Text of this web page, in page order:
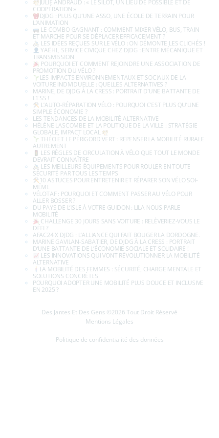
JULIE ANDRAUD : « LE SÎLOT, UN LIEU DE POSSIBLE ET DE
COOPÉRATION »
DJDG : PLUS QU’UNE ASSO, UNE ÉCOLE DE TERRAIN POUR
L’ANIMATION
LE COMBO GAGNANT : COMMENT MIXER VÉLO, BUS, TRAIN
ET MARCHE POUR SE DÉPLACER EFFICACEMENT ?
LES IDÉES REÇUES SUR LE VÉLO : ON DÉMONTE LES CLICHÉS !
YAËHL, SERVICE CIVIQUE CHEZ DJDG : ENTRE MÉCANIQUE ET
TRANSMISSION
POURQUOI ET COMMENT REJOINDRE UNE ASSOCIATION DE
PROMOTION DU VÉLO ?
LES IMPACTS ENVIRONNEMENTAUX ET SOCIAUX DE LA
VOITURE INDIVIDUELLE : QUELLES ALTERNATIVES ?
MARINE, DE DJDG À LA CRESS : PORTRAIT D’UNE BATTANTE DE
L’ESS !
L’AUTO-RÉPARATION VÉLO : POURQUOI C’EST PLUS QU’UNE
SIMPLE ÉCONOMIE ?
LES TENDANCES DE LA MOBILITÉ ALTERNATIVE
HÉLÈNE LASCOMBE ET LA POLITIQUE DE LA VILLE : STRATÉGIE
GLOBALE, IMPACT LOCAL
THÉO ET LE PÉRIGORD VERT : REPENSER LA MOBILITÉ RURALE
AUTREMENT
LES RÈGLES DE CIRCULATION À VÉLO QUE TOUT LE MONDE
DEVRAIT CONNAÎTRE
LES MEILLEURS ÉQUIPEMENTS POUR ROULER EN TOUTE
SÉCURITÉ PAR TOUS LES TEMPS
10 ASTUCES POUR ENTRETENIR ET RÉPARER SON VÉLO SOI-
MÊME
VÉLOTAF : POURQUOI ET COMMENT PASSER AU VÉLO POUR
ALLER BOSSER ?
DU PAYS DE L’ISLE À VOTRE GUIDON : LILA NOUS PARLE
MOBILITÉ
CHALLENGE 30 JOURS SANS VOITURE : RELÈVERIEZ-VOUS LE
DÉFI ?
AFAC24 X DJDG : L’ALLIANCE QUI FAIT BOUGER LA DORDOGNE.
MARINE GAVILAN-SABATIER, DE DJDG À LA CRESS : PORTRAIT
D’UNE BATTANTE DE L’ÉCONOMIE SOCIALE ET SOLIDAIRE !
LES INNOVATIONS QUI VONT RÉVOLUTIONNER LA MOBILITÉ
ALTERNATIVE
LA MOBILITÉ DES FEMMES : SÉCURITÉ, CHARGE MENTALE ET
SOLUTIONS CONCRÈTES
POURQUOI ADOPTER UNE MOBILITÉ PLUS DOUCE ET INCLUSIVE
EN 2025 ?
Des Jantes Et Des Gens ©2026 Tout Droit Réservé
Mentions Légales
Politique de confidentialité des données